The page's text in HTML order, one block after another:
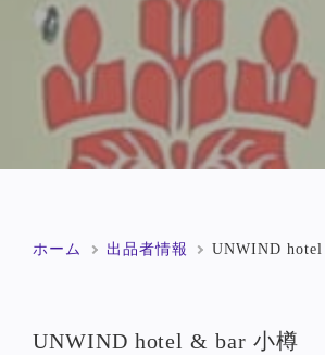
ホーム 出品者情報 UNWIND
UNWIND hotel & bar 小樽